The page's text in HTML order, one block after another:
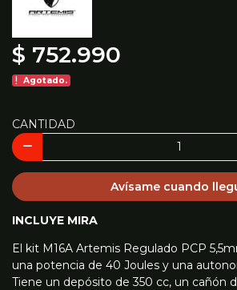
$ 752.990
Agotado.
CANTIDAD
Avísame cuando
INCLUYE MIRA
El kit M16A Artemis Regulado PCP
una potencia de 40 Joules y una
Tiene un depósito de 350 cc, un cañón